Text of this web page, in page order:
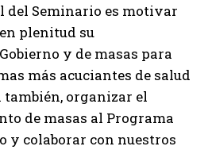
Seminario es motivar
plenitud su
y de masas para
más acuciantes de salud
también, organizar el
de masas al Programa
y colaborar con nuestros